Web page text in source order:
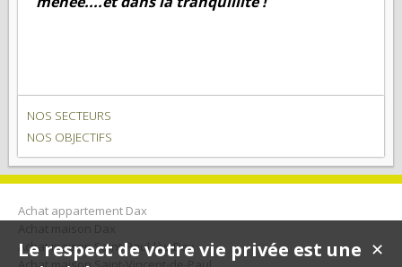
NOS SECTEURS
NOS OBJECTIFS
Achat appartement Dax
Achat maison Saint-Paul-lès-Dax
✕
Le respect de votre vie privée est une